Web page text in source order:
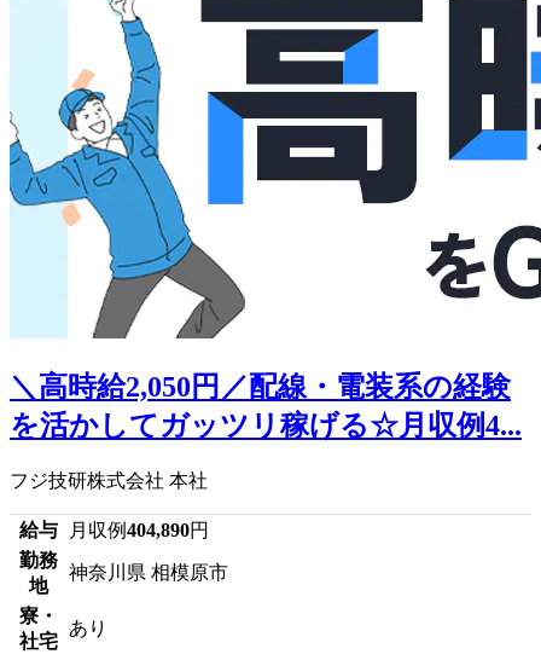
＼高時給2,050円／配線・電装系の経験
を活かしてガッツリ稼げる☆月収例4...
フジ技研株式会社 本社
給与 月収例404,890円
勤務
地
神奈川県 相模原市
寮・
社宅
あり